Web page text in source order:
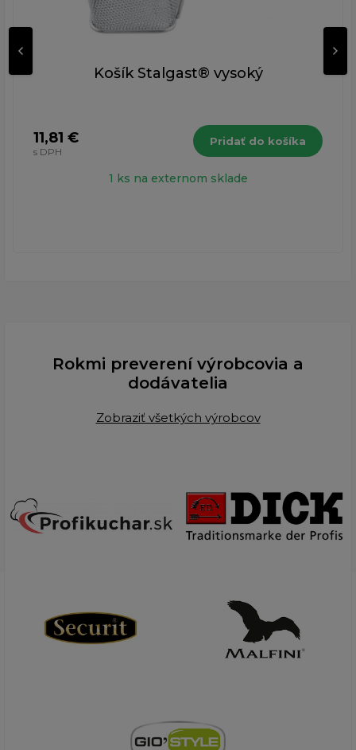
Košík Stalgast® vysoký
11,81 €
s DPH
Pridať do košíka
1 ks na externom sklade
Rokmi preverení výrobcovia a
dodávatelia
Zobraziť všetkých výrobcov